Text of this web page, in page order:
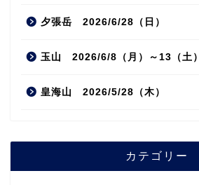
夕張岳 2026/6/28（日）
玉山 2026/6/8（月）～13（土）
皇海山 2026/5/28（木）
カテゴリー